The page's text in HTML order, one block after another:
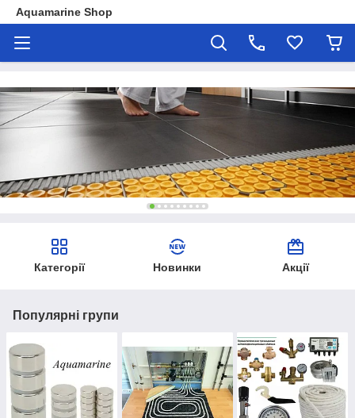
Aquamarine Shop
Категорії Новинки Акції
Популярні групи